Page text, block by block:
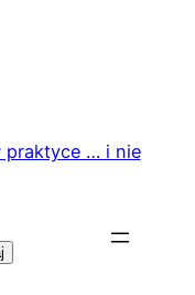
praktyce … i nie